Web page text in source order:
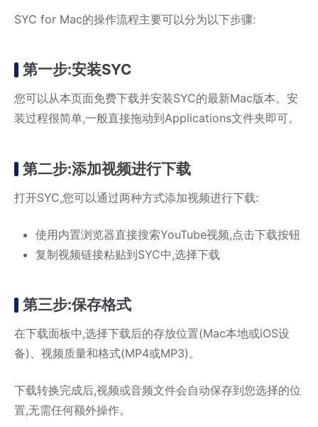
SYC for Mac的操作流程主要可以分为以下步骤:
第一步:安装SYC
您可以从本页面免费下载并安装SYC的最新Mac版本。安
装过程很简单,一般直接拖动到Applications文件夹即可。
第二步:添加视频进行下载
打开SYC,您可以通过两种方式添加视频进行下载:
使用内置浏览器直接搜索YouTube视频,点击下载按钮
复制视频链接粘贴到SYC中,选择下载
第三步:保存格式
在下载面板中,选择下载后的存放位置(Mac本地或iOS设
备)、视频质量和格式(MP4或MP3)。
下载转换完成后,视频或音频文件会自动保存到您选择的位
置,无需任何额外操作。